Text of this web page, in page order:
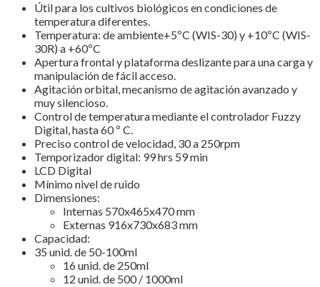
Útil para los cultivos biológicos en condiciones de
temperatura diferentes.
Temperatura: de ambiente+5ºC (WIS-30) y +10ºC (WIS-
30R) a +60ºC
Apertura frontal y plataforma deslizante para una carga y
manipulación de fácil acceso.
Agitación orbital, mecanismo de agitación avanzado y
muy silencioso.
Control de temperatura mediante el controlador Fuzzy
Digital, hasta 60 º C.
Preciso control de velocidad, 30 a 250rpm
Temporizador digital: 99 hrs 59 min
LCD Digital
Mínimo nivel de ruido
Dimensiones:
Internas 570x465x470 mm
Externas 916x730x683 mm
Capacidad:
35 unid. de 50-100ml
16 unid. de 250ml
12 unid. de 500 / 1000ml